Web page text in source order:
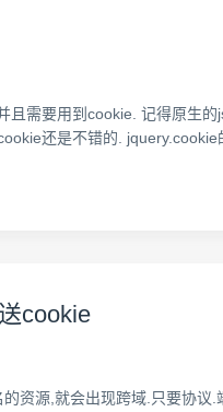
且需要用到cookie. 记得原生
还是不错的.
cookie
资源,就会出现跨域.只要协